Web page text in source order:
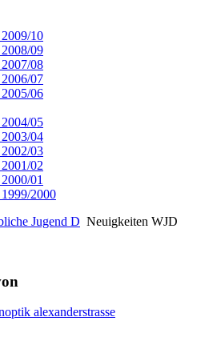
10
09
08
07
06
05
04
03
02
01
1999/2000
Jugend D Neuigkeiten WJD